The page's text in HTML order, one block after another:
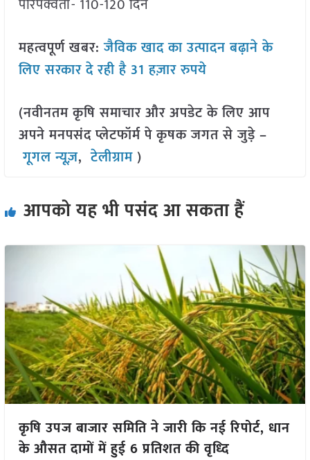
परिपक्वता- 110-120 दिन
महत्वपूर्ण खबर:जैविक खाद का उत्पादन बढ़ाने के
लिए सरकार दे रही है 31 हज़ार रुपये
(नवीनतम कृषि समाचार और अपडेट के लिए आप
अपने मनपसंद प्लेटफॉर्म पे कृषक जगत से जुड़े –
गूगल न्यूज़,टेलीग्राम )
आपको यह भी पसंद आ सकता हैं
कृषि उपज बाजार समिति ने जारी कि नई रिपोर्ट, धान
के औसत दामों में हुई 6 प्रतिशत की वृध्दि